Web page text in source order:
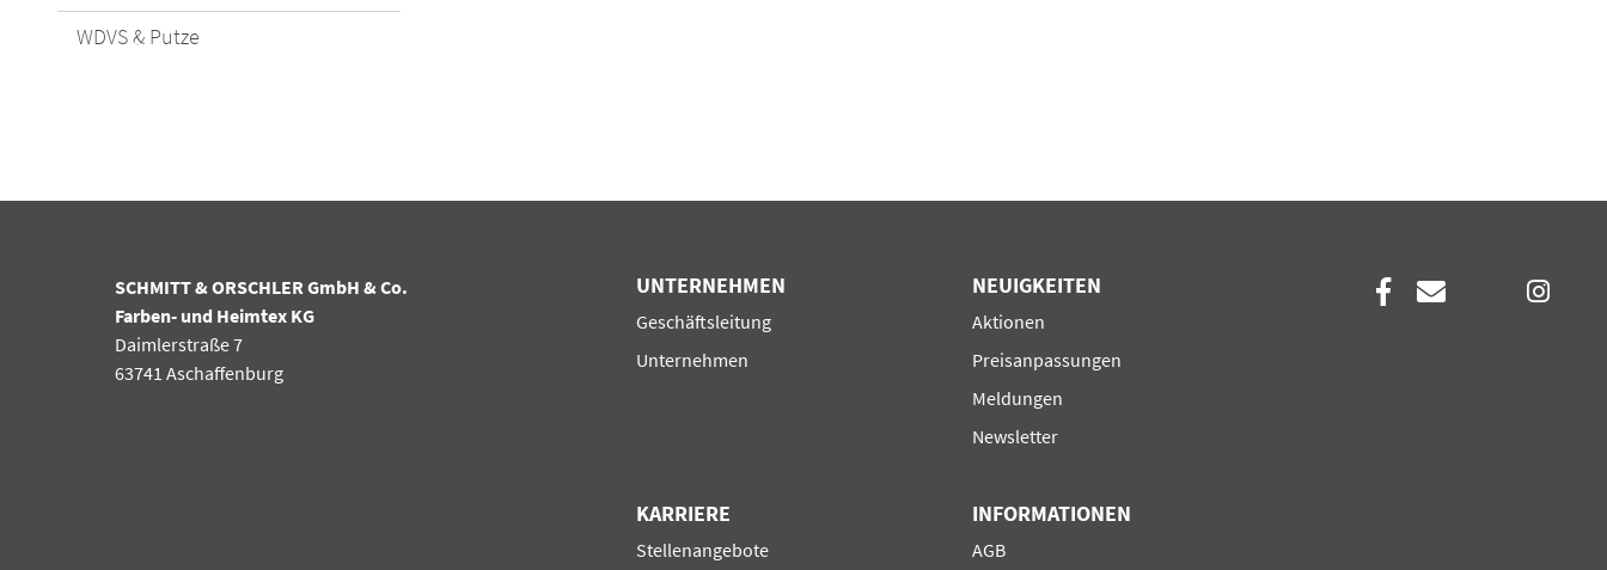
WDVS & Putze
SCHMITT & ORSCHLER GmbH & Co.
Farben- und Heimtex KG
Daimlerstraße 7
63741 Aschaffenburg
UNTERNEHMEN
Navigation
Geschäftsleitung
Unternehmen
NEUIGKEITEN
Navigation
Aktionen
Preisanpassungen
Meldungen
Newsletter
KARRIERE
Navigation
Stellenangebote
INFORMATIONEN
Navigation
AGB